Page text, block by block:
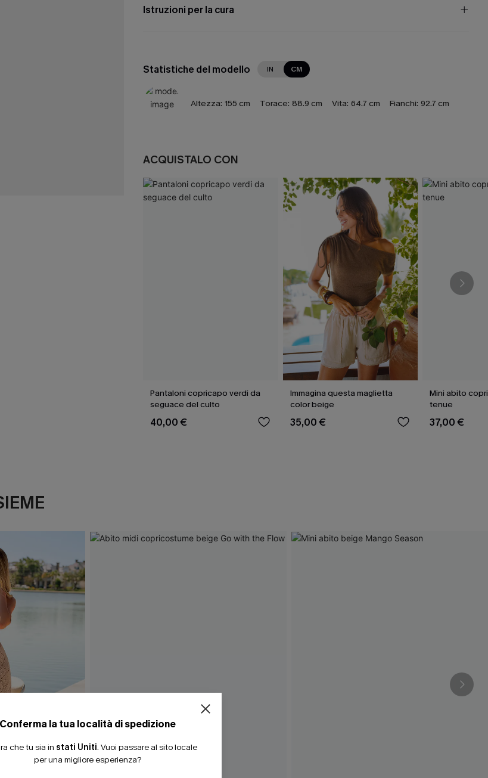
Istruzioni per la cura
Statistiche del modello IN CM
Altezza: 155 cm Torace: 88.9 cm Vita: 64.7 cm Fianchi: 92.7 cm
ACQUISTALO CON
Pantaloni copricapo verdi da
seguace del culto
40,00 €
Immagina questa maglietta
color beige
35,00 €
Mini abito
tenue
37,00 €
Conferma la tua località di spedizione
che tu sia in stati Uniti. Vuoi passare al sito locale
per una migliore esperienza?
20% DI SCONTO SU 2 O PIÙ ARTICOLI